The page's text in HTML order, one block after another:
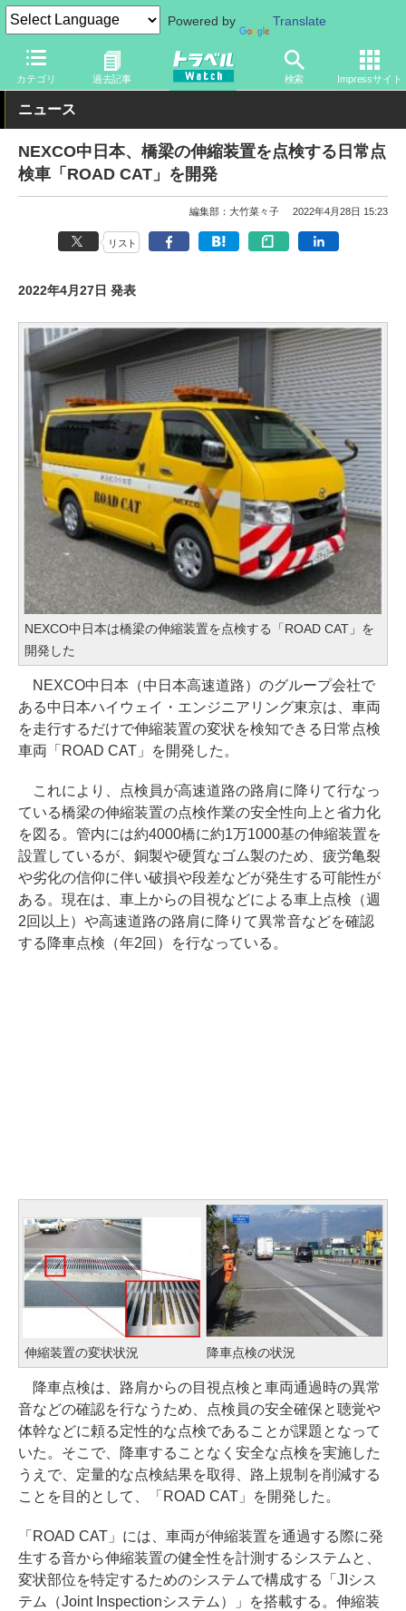
Powered by Translate
カテゴリ 過去記事 検索 Impressサイト
トラベル Watch 企業・政府・官庁 道路 NEXCO
ニュース
NEXCO中日本、橋梁の伸縮装置を点検する日常点
検車「ROAD CAT」を開発
編集部：大竹菜々子 2022年4月28日 15:23
リスト
2022年4月27日 発表
NEXCO中日本は橋梁の伸縮装置を点検する「ROAD CAT」を
開発した
NEXCO中日本（中日本高速道路）のグループ会社で
ある中日本ハイウェイ・エンジニアリング東京は、車両
を走行するだけで伸縮装置の変状を検知できる日常点検
車両「ROAD CAT」を開発した。
これにより、点検員が高速道路の路肩に降りて行なっ
ている橋梁の伸縮装置の点検作業の安全性向上と省力化
を図る。管内には約4000橋に約1万1000基の伸縮装置を
設置しているが、銅製や硬質なゴム製のため、疲労亀裂
や劣化の信仰に伴い破損や段差などが発生する可能性が
ある。現在は、車上からの目視などによる車上点検（週
2回以上）や高速道路の路肩に降りて異常音などを確認
する降車点検（年2回）を行なっている。
伸縮装置の変状状況 降車点検の状況
降車点検は、路肩からの目視点検と車両通過時の異常
音などの確認を行なうため、点検員の安全確保と聴覚や
体幹などに頼る定性的な点検であることが課題となって
いた。そこで、降車することなく安全な点検を実施した
うえで、定量的な点検結果を取得、路上規制を削減する
ことを目的として、「ROAD CAT」を開発した。
「ROAD CAT」には、車両が伸縮装置を通過する際に発
生する音から伸縮装置の健全性を計測するシステムと、
変状部位を特定するためのシステムで構成する「JIシス
テム（Joint Inspectionシステム）」を搭載する。伸縮装